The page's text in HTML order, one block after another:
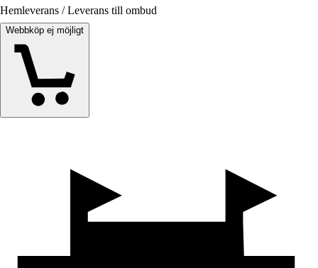
Hemleverans / Leverans till ombud
Webbköp ej möjligt